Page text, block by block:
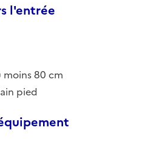
l'entrée
moins 80 cm
pied